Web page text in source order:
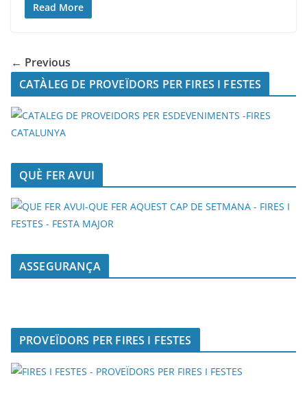
Read More
← Previous
CATÀLEG DE PROVEÏDORS PER FIRES I FESTES
QUÈ FER AVUI
ASSEGURANÇA
PROVEÏDORS PER FIRES I FESTES